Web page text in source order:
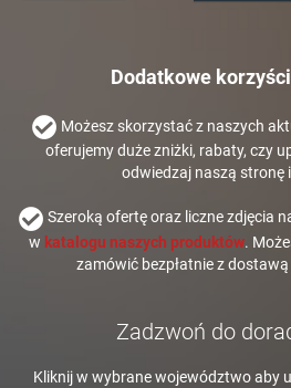
Dodatkowe
Możesz skorzystać z naszych
oferujemy duże zniżki, rabaty, czy
odwiedzaj naszą stronę
Szeroką ofertę oraz liczne zdjęcia
w katalogu naszych produktów.
zamówić bezpłatnie z
Zadzwoń do
Kliknij w wybrane województwo aby